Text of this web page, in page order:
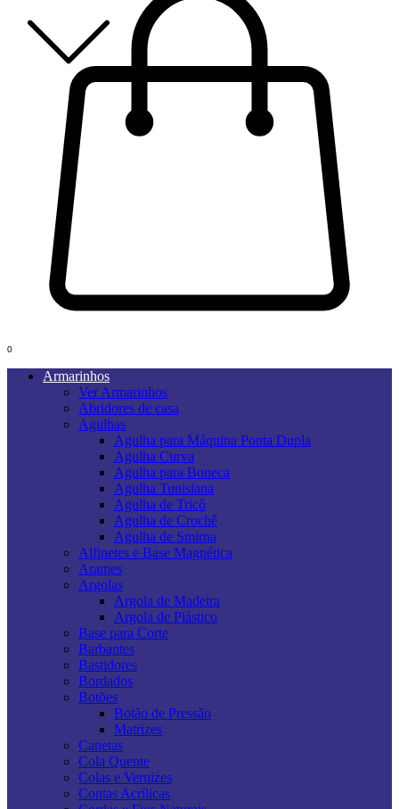
0
Armarinhos
Ver Armarinhos
Abridores de casa
Agulhas
Agulha para Máquina Ponta Dupla
Agulha Curva
Agulha para Boneca
Agulha Tunisiana
Agulha de Tricô
Agulha de Crochê
Agulha de Smirna
Alfinetes e Base Magnética
Arames
Argolas
Argola de Madeira
Argola de Plástico
Base para Corte
Barbantes
Bastidores
Bordados
Botões
Botão de Pressão
Matrizes
Canetas
Cola Quente
Colas e Vernizes
Contas Acrílicas